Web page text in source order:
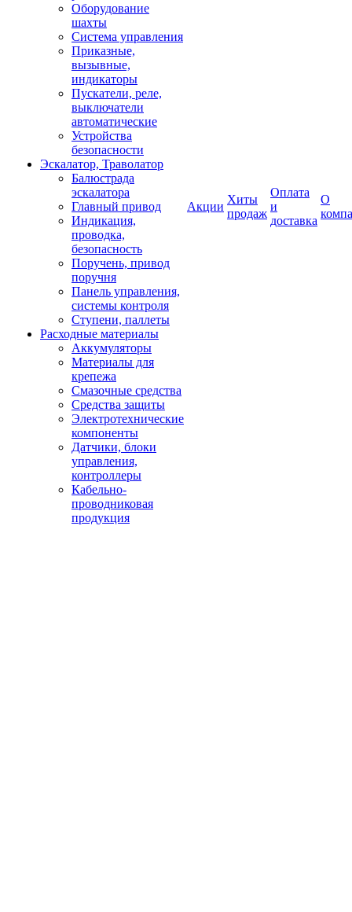
Оборудование
шахты
Система управления
Приказные,
вызывные,
индикаторы
Пускатели, реле,
выключатели
автоматические
Устройства
безопасности
Эскалатор, Траволатор
Балюстрада
эскалатора
Главный привод
Индикация,
проводка,
безопасность
Поручень, привод
поручня
Панель управления,
системы контроля
Ступени, паллеты
Расходные материалы
Аккумуляторы
Материалы для
крепежа
Смазочные средства
Средства защиты
Электротехнические
компоненты
Датчики, блоки
управления,
контроллеры
Кабельно-
проводниковая
продукция
Акции
Хиты
продаж
Оплата
и
доставка
О